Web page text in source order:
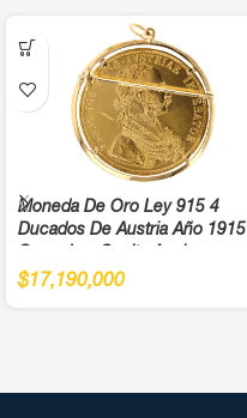
Moneda De Oro Ley 915 4
Ducados De Austria Año 1915
4,5Cm
$17,190,000